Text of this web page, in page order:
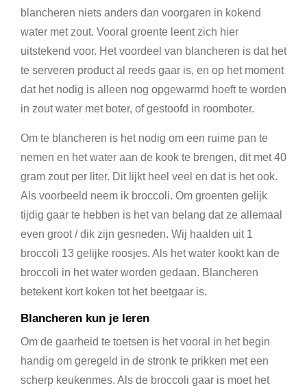
blancheren niets anders dan voorgaren in kokend
water met zout. Vooral groente leent zich hier
uitstekend voor. Het voordeel van blancheren is dat het
te serveren product al reeds gaar is, en op het moment
dat het nodig is alleen nog opgewarmd hoeft te worden
in zout water met boter, of gestoofd in roomboter.
Om te blancheren is het nodig om een ruime pan te
nemen en het water aan de kook te brengen, dit met 40
gram zout per liter. Dit lijkt heel veel en dat is het ook.
Als voorbeeld neem ik broccoli. Om groenten gelijk
tijdig gaar te hebben is het van belang dat ze allemaal
even groot / dik zijn gesneden. Wij haalden uit 1
broccoli 13 gelijke roosjes. Als het water kookt kan de
broccoli in het water worden gedaan. Blancheren
betekent kort koken tot het beetgaar is.
Blancheren kun je leren
Om de gaarheid te toetsen is het vooral in het begin
handig om geregeld in de stronk te prikken met een
scherp keukenmes. Als de broccoli gaar is moet het